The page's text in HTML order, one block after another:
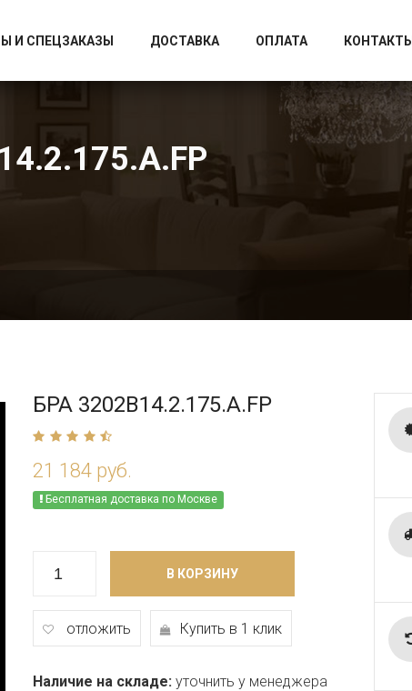
И СПЕЦЗАКАЗЫ ДОСТАВКА ОПЛАТА КОНТАКТЫ
БРА 3202B14.2.175.A.FP
21 184 руб.
Бесплатная доставка по Москве
В КОРЗИНУ
отложить Купить в 1 клик
Наличие на складе: уточнить у менеджера